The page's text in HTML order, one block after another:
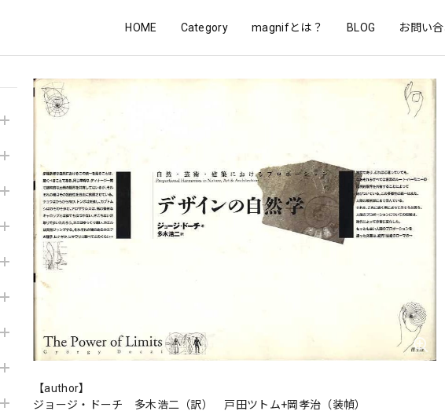
HOME Category magnifとは？ BLOG お問い
【author】
ジョージ・ドーチ 多木浩二（訳） 戸田ツトム+岡孝治（装幀）